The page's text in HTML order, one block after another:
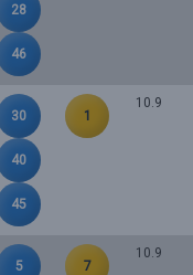
28
46
30
40
45
1
10.9
5
7
10.9